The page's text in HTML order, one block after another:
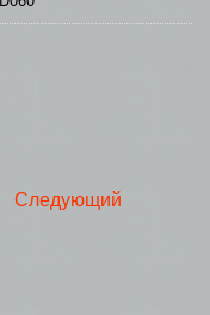
Следующий